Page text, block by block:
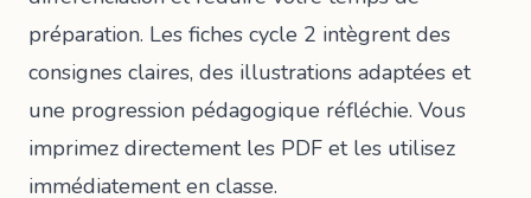
préparation. Les fiches cycle 2 intègrent des
consignes claires, des illustrations adaptées et
une progression pédagogique réfléchie. Vous
imprimez directement les PDF et les utilisez
immédiatement en classe.